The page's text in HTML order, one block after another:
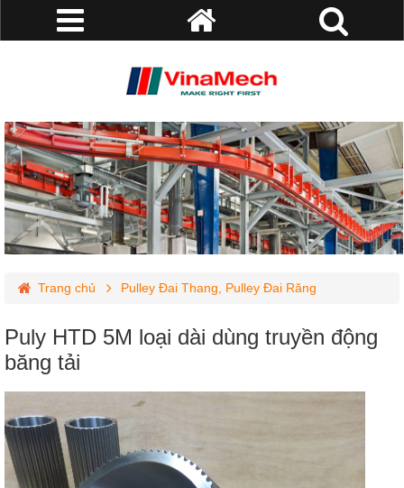
Trang chủ Pulley Đai Thang, Pulley Đai Răng
Puly HTD 5M loại dài dùng truyền động băng tải
Puly HTD 5M loại dài dùng truyền động
băng tải